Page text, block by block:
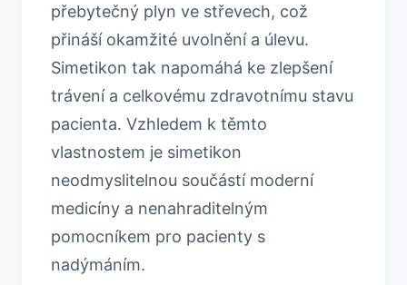
přebytečný plyn ve střevech, což
přináší okamžité uvolnění a úlevu.
Simetikon tak napomáhá ke zlepšení
trávení a celkovému zdravotnímu stavu
pacienta. Vzhledem k těmto
vlastnostem je simetikon
neodmyslitelnou součástí moderní
medicíny a nenahraditelným
pomocníkem pro pacienty s
nadýmáním.